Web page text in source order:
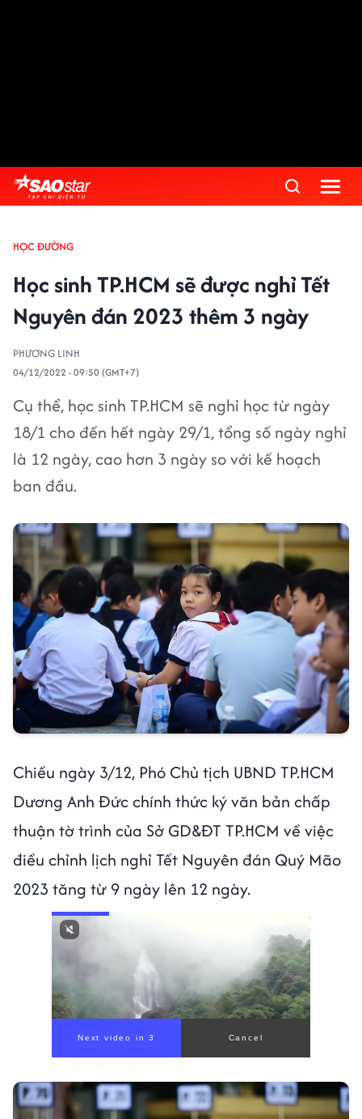
HỌC ĐƯỜNG
Học sinh TP.HCM sẽ được nghỉ Tết
Nguyên đán 2023 thêm 3 ngày
PHƯƠNG LINH
04/12/2022 - 09:50 (GMT+7)
Cụ thể, học sinh TP.HCM sẽ nghỉ học từ ngày
18/1 cho đến hết ngày 29/1, tổng số ngày nghỉ
là 12 ngày, cao hơn 3 ngày so với kế hoạch
ban đầu.
Chiều ngày 3/12, Phó Chủ tịch UBND TP.HCM
Dương Anh Đức chính thức ký văn bản chấp
thuận tờ trình của Sở GD&ĐT TP.HCM về việc
điều chỉnh lịch nghỉ Tết Nguyên đán Quý Mão
2023 tăng từ 9 ngày lên 12 ngày.
Next video in 1 Cancel